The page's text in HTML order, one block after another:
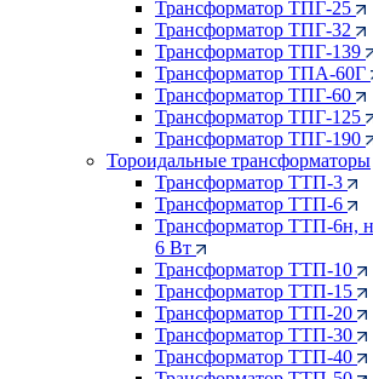
Трансформатор ТПГ-25
Трансформатор ТПГ-32
Трансформатор ТПГ-139
Трансформатор ТПА-60Г
Трансформатор ТПГ-60
Трансформатор ТПГ-125
Трансформатор ТПГ-190
Тороидальные трансформаторы
Трансформатор ТТП-3
Трансформатор ТТП-6
Трансформатор ТТП-6н,
6 Вт
Трансформатор ТТП-10
Трансформатор ТТП-15
Трансформатор ТТП-20
Трансформатор ТТП-30
Трансформатор ТТП-40